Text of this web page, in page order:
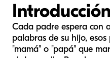
Introducción
Cada padre espera con
palabras de su hijo,
"mamá" o "papá" que